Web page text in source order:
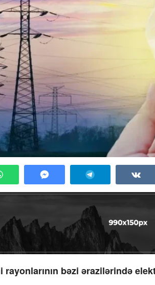
rayonlarının bəzi ərazilərində